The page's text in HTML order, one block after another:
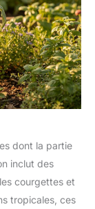
dont la partie
inclut des
courgettes et
tropicales, ces